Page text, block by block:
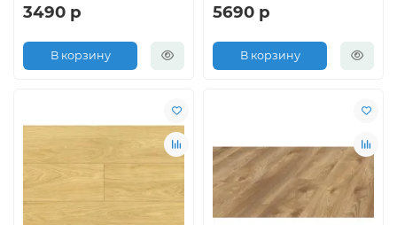
3490 р
В корзину
5690 р
В корзину